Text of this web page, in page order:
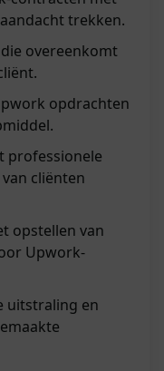
trekken.
overeenkomt
opdrachten
professionele
cliënten
opstellen van
Upwork-
uitstraling en